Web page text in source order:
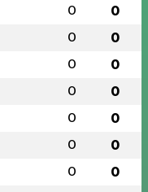
0 0
0 0
0 0
0 0
0 0
0 0
0 0